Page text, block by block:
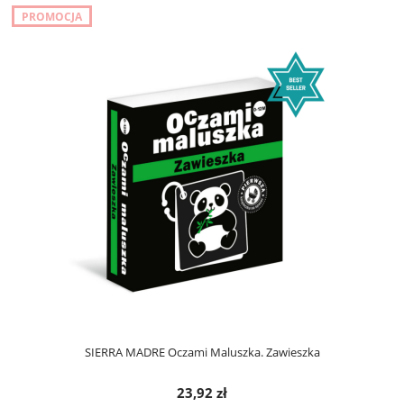
SIERRA MADRE Oczami Maluszka. Zawieszka
23,92 zł
PROMOCJA